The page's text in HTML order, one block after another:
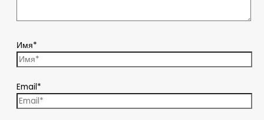
Имя*
Email*